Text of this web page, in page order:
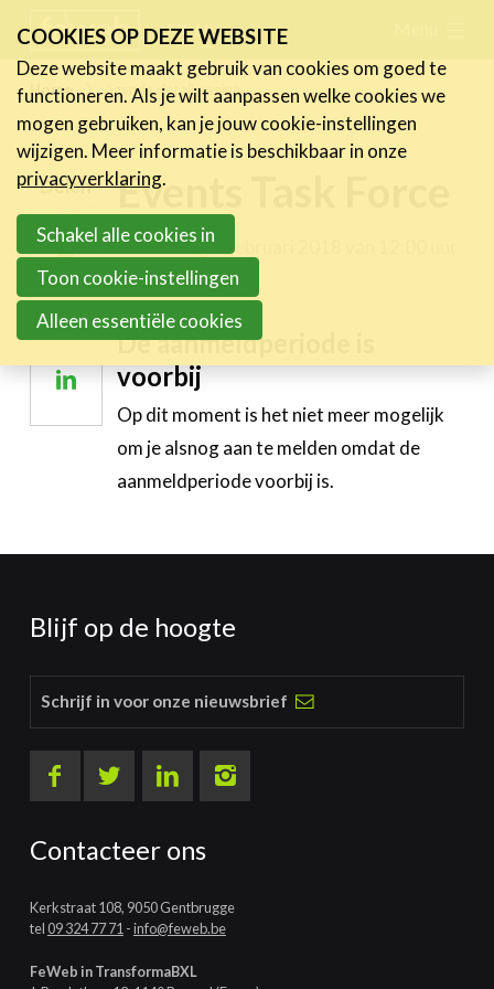
links
Jump
to
navigation
to
main
content
FR NL
Home Agenda detail pagina
Delen
Deel
op
Twitter
Deel
Facebook
Deel
Linkedin
Events Task Force
donderdag 1 februari 2018 van 12:00 uur
tot 14:00 uur
De aanmeldperiode is
voorbij
Op dit moment is het niet meer mogelijk
om je alsnog aan te melden omdat de
aanmeldperiode voorbij is.
Blijf op de hoogte
Schrijf in voor onze nieuwsbrief
Contacteer ons
Kerkstraat 108, 9050 Gentbrugge
tel09 324 77 71-info@feweb.be
FeWeb in TransformaBXL
Nieuws
Activiteiten
Expertise
Toolbox
Bedrijvenzoeker
Lid worden Account
Zoeken
COOKIES OP DEZE WEBSITE
Deze website maakt gebruik van cookies om goed te
functioneren. Als je wilt aanpassen welke cookies we
mogen gebruiken, kan je jouw cookie-instellingen
wijzigen. Meer informatie is beschikbaar in onze
privacyverklaring.
Schakel alle cookies in
Toon cookie-instellingen
Alleen essentiële cookies